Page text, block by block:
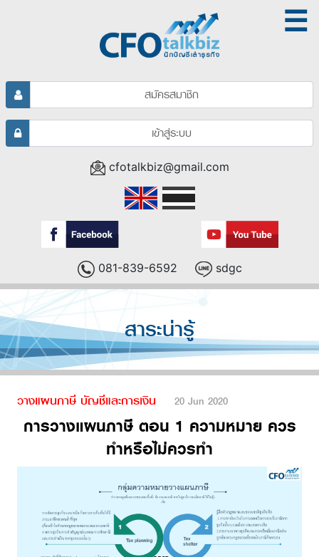
สมัครสมาชิก
เข้าสู่ระบบ
cfotalkbiz@gmail.com
☰
081-839-6592 sdgc
สาระน่ารู้
วางแผนภาษี บัญชีและการเงิน 20 Jun 2020
การวางแผนภาษี ตอน 1 ความหมาย ควร
ทำหรือไม่ควรทำ